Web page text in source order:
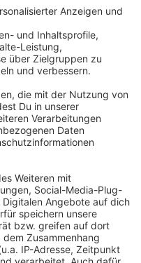
über ihr Alter,
oder Beruf. Es
Arbeit und darum
hier gibt. Die
über das ganze Jahr
ist man zur Auskunft
Der Mikrozensus
liefern.